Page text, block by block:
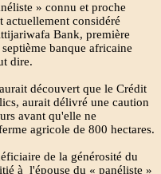
» connu et proche
actuellement considéré
Bank, première
banque africaine
dire.
découvert que le Crédit
aurait délivré une caution
avant qu'elle ne
agricole de 800 hectares.
de la générosité du
à l'épouse du « panéliste »